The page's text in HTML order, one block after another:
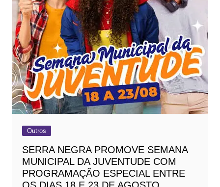
Outros
SERRA NEGRA PROMOVE SEMANA
MUNICIPAL DA JUVENTUDE COM
PROGRAMAÇÃO ESPECIAL ENTRE